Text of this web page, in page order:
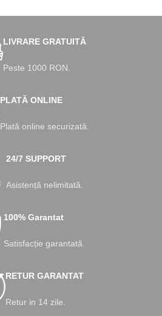
LIVRARE GRATUITĂ
Peste 1000 RON.
PLATĂ ONLINE
Plată online securizată.
24/7 SUPPORT
Asistență nelimitată.
100% Garantat
Satisfacție garantată.
RETUR GARANTAT
Retur in 14 zile.